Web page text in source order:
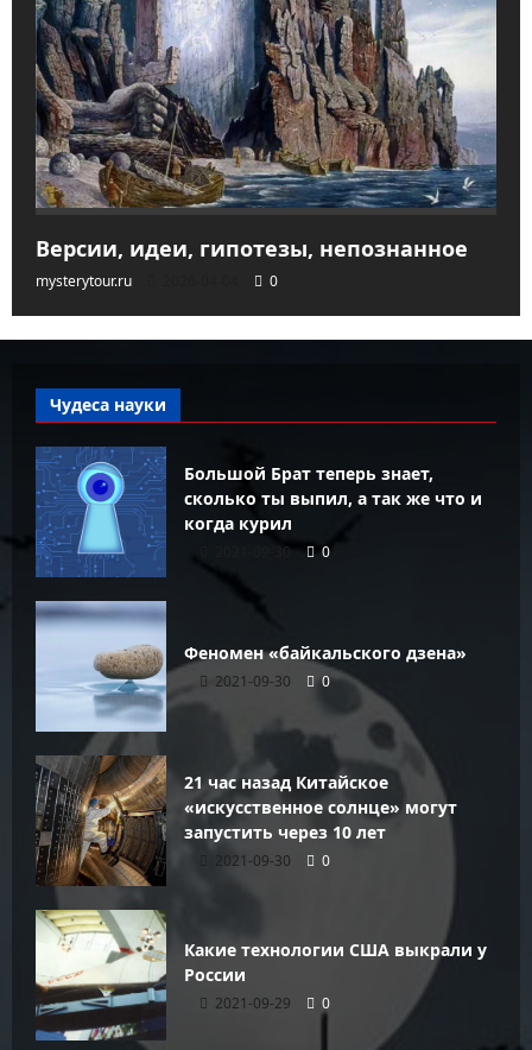
Версии, идеи, гипотезы, непознанное
mysterytour.ru 0
Чудеса науки
Большой Брат теперь знает,
сколько ты выпил, а так же что и
когда курил
2021-09-30 0
Феномен «байкальского дзена»
2021-09-30 0
21 час назад Китайское
«искусственное солнце» могут
запустить через 10 лет
2021-09-30 0
Какие технологии США выкрали у
России
2021-09-29 0